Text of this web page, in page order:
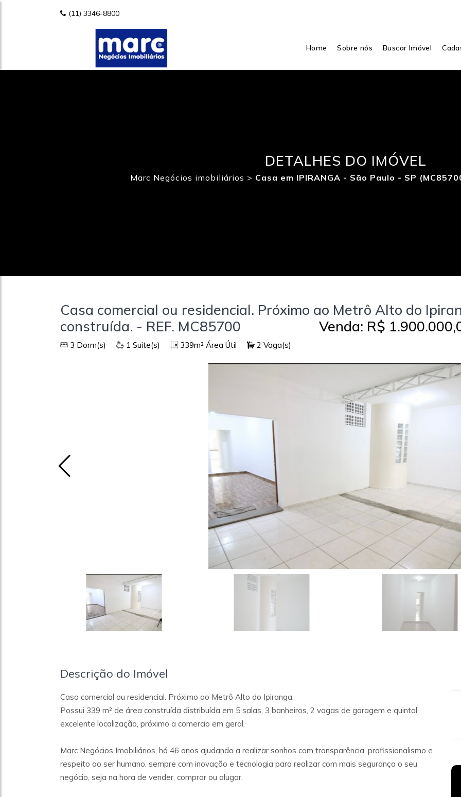
(11) 3346-8800
Home Sobre nós Buscar Imóvel
DETALHES DO IMÓVEL
Marc Negócios imobiliários > Casa em IPIRANGA - São Paulo - SP
Casa comercial ou residencial. Próximo ao Metrô Alto do
construída. - REF. MC85700
Venda: R$
3 Dorm(s) 1 Suite(s) 339m² Área Útil 2 Vaga(s)
Descrição do Imóvel
Casa comercial ou residencial. Próximo ao Metrô Alto do Ipiranga.
Possui 339 m² de área construída distribuída em 5 salas, 3 banheiros, 2 vagas de garagem e quintal.
excelente localização, próximo a comercio em geral.
Marc Negócios Imobiliários, há 46 anos ajudando a realizar sonhos com transparência, profissionalismo e
respeito ao ser humano, sempre com inovação e tecnologia para realizar com mais segurança o seu
negócio, seja na hora de vender, comprar ou alugar.